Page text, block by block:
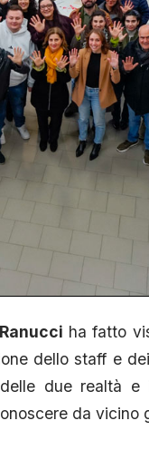
ha fatto
dello staff e
due realtà
da vicino